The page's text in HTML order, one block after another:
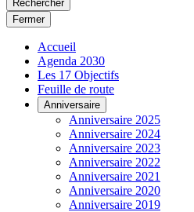
Rechercher
Fermer
Accueil
Agenda 2030
Les 17 Objectifs
Feuille de route
Anniversaire
Anniversaire 2025
Anniversaire 2024
Anniversaire 2023
Anniversaire 2022
Anniversaire 2021
Anniversaire 2020
Anniversaire 2019